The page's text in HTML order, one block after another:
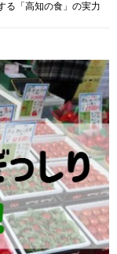
る「高知の食」の実力